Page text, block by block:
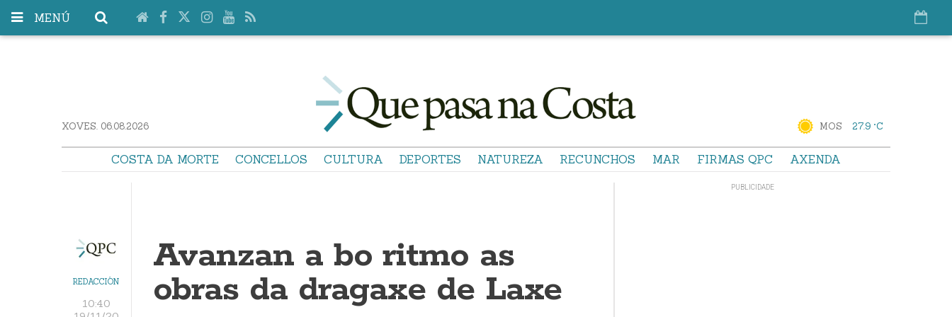
MENÚ
XOVES. 06.08.2026 MOS 27.9 °C
COSTA DA MORTE CONCELLOS CULTURA DEPORTES NATUREZA RECUNCHOS MAR FIRMAS QPC AXENDA
REDACCIÓN
10:40
Avanzan a bo ritmo as
obras da dragaxe de Laxe